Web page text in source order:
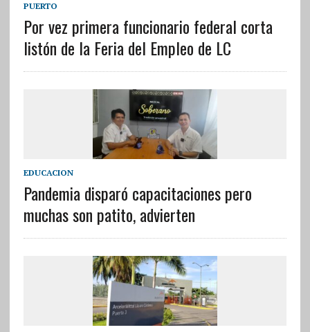
PUERTO
Por vez primera funcionario federal corta
listón de la Feria del Empleo de LC
EDUCACION
Pandemia disparó capacitaciones pero
muchas son patito, advierten